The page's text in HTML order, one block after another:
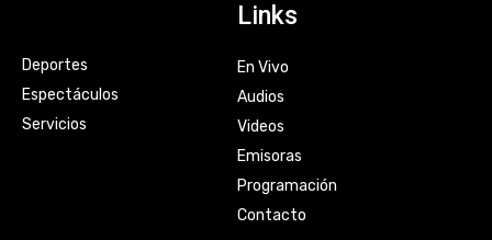
Deportes
Espectáculos
Servicios
Links
En Vivo
Audios
Videos
Emisoras
Programación
Contacto